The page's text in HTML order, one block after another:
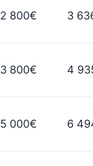
2 800€ 3
3 800€ 4
5 000€ 6